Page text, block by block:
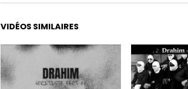
VIDÉOS SIMILAIRES